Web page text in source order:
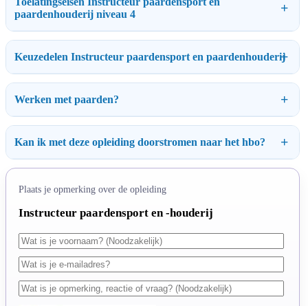
paardenhouderij niveau 4
Keuzedelen Instructeur paardensport en paardenhouderij
Werken met paarden?
Kan ik met deze opleiding doorstromen naar het hbo?
Plaats je opmerking over de opleiding
Instructeur paardensport en -houderij